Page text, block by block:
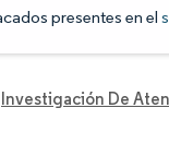
presentes en el
Investigación De